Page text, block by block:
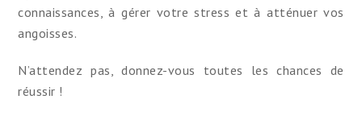
connaissances, à gérer votre stress et à atténuer vos
angoisses.
N’attendez pas, donnez-vous toutes les chances de
réussir !